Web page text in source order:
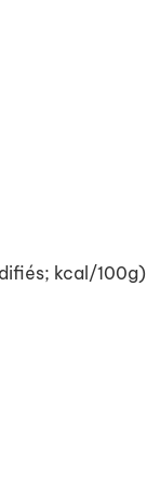
kcal/100g)